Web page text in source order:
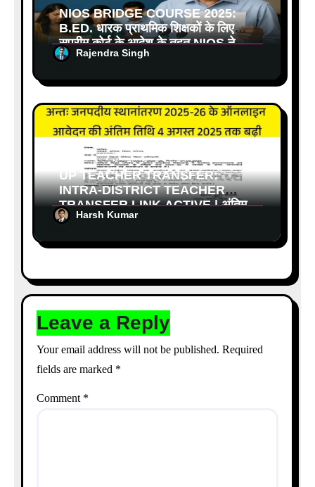
NIOS BRIDGE COURSE 2025:
B.ED. धारक प्राथमिक शिक्षकों के लिए
सुप्रीम कोर्ट के आदेश के तहत NIOS ने
जारी किया ब्रिज कोर्स का आदेश
Rajendra Singh
UP TEACHER TRANSFER:
INTRA-DISTRICT TEACHER
TRANSFER LINK ACTIVE | अंतिम
तिथि बढ़ी, जानें आवेदन प्रक्रिया और नई
Harsh Kumar
Leave a Reply
Your email address will not be published. Required
fields are marked *
Comment *